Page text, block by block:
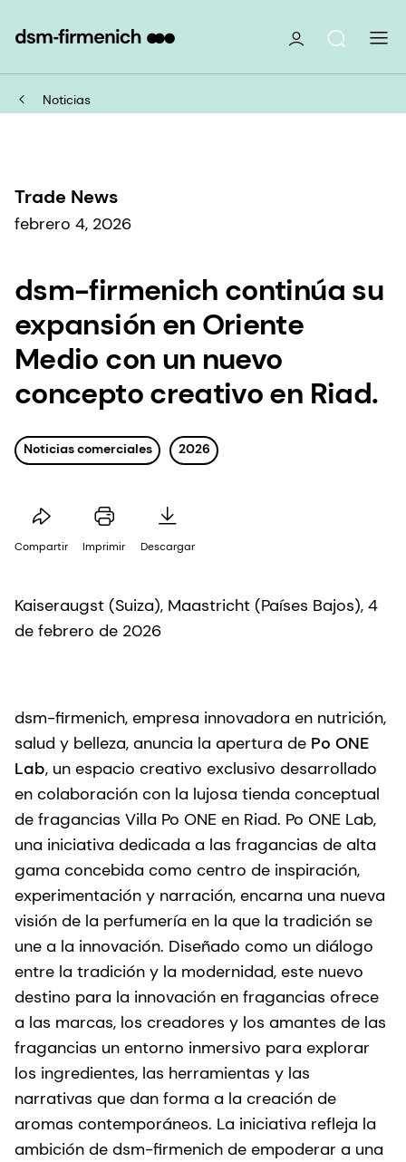
Noticias
Trade News
febrero 4, 2026
dsm-firmenich continúa su
expansión en Oriente
Medio con un nuevo
concepto creativo en Riad.
Noticias comerciales 2026
Compartir Imprimir Descargar
Kaiseraugst (Suiza), Maastricht (Países Bajos), 4
de febrero de 2026
dsm-firmenich, empresa innovadora en nutrición,
salud y belleza, anuncia la apertura de Po ONE
Lab, un espacio creativo exclusivo desarrollado
en colaboración con la lujosa tienda conceptual
de fragancias Villa Po ONE en Riad. Po ONE Lab,
una iniciativa dedicada a las fragancias de alta
gama concebida como centro de inspiración,
experimentación y narración, encarna una nueva
visión de la perfumería en la que la tradición se
une a la innovación. Diseñado como un diálogo
entre la tradición y la modernidad, este nuevo
destino para la innovación en fragancias ofrece
a las marcas, los creadores y los amantes de las
fragancias un entorno inmersivo para explorar
los ingredientes, las herramientas y las
narrativas que dan forma a la creación de
aromas contemporáneos. La iniciativa refleja la
ambición de dsm-firmenich de empoderar a una